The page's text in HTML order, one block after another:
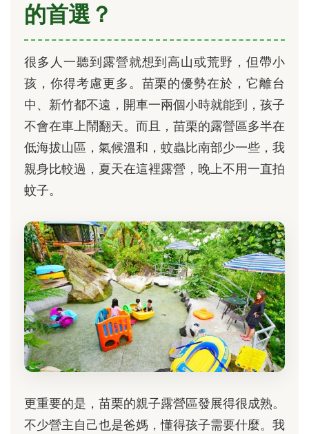
的首選？
很多人一聽到露營就想到高山或荒野，但帶小
孩，你得考慮更多。苗栗的優勢在於，它離台
中、新竹都不遠，開車一兩個小時就能到，孩子
不會在車上鬧翻天。而且，苗栗的露營區多半在
低海拔山區，氣候溫和，蚊蟲比南部少一些，我
親身比較過，夏天在這裡露營，晚上不用一直拍
蚊子。
更重要的是，苗栗的親子露營區發展得很成熟。
不少營主自己也是爸媽，懂得孩子需要什麼。我